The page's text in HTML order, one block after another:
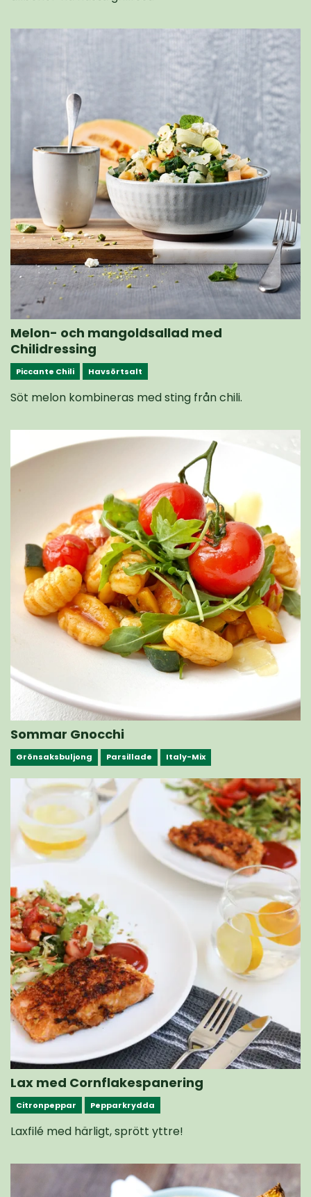
Melon- och mangoldsallad med
Chilidressing
Piccante Chili Havsörtsalt
Söt melon kombineras med sting från chili.
Sommar Gnocchi
Grönsaksbuljong Parsillade Italy-Mix
Lax med Cornflakespanering
Citronpeppar Pepparkrydda
Laxfilé med härligt, sprött yttre!